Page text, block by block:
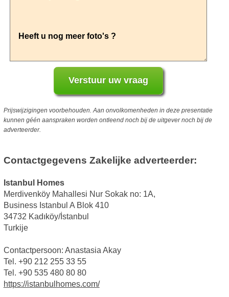
Prijswijzigingen voorbehouden. Aan onvolkomenheden in deze presentatie
kunnen géén aanspraken worden ontleend noch bij de uitgever noch bij de
adverteerder.
Contactgegevens Zakelijke adverteerder:
Istanbul Homes
Merdivenköy Mahallesi Nur Sokak no: 1A,
Business Istanbul A Blok 410
34732 Kadıköy/İstanbul
Turkije
Contactpersoon: Anastasia Akay
Tel. +90 212 255 33 55
Tel. +90 535 480 80 80
https://istanbulhomes.com/